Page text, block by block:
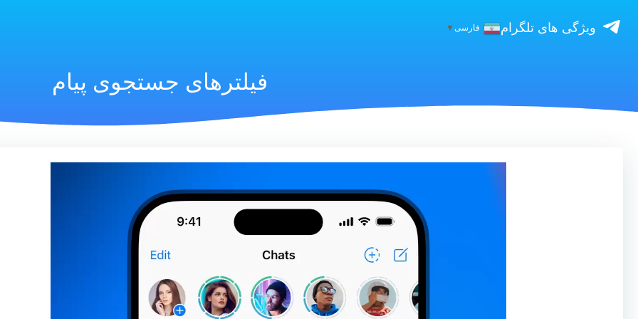
ویژگی های تلگرام فارسی▼
فیلترهای جستجوی پیام